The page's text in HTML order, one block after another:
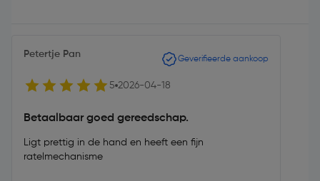
Petertje Pan Geverifieerde aankoop
5 2026-04-18
Betaalbaar goed gereedschap.
Ligt prettig in de hand en heeft een fijn
ratelmechanisme